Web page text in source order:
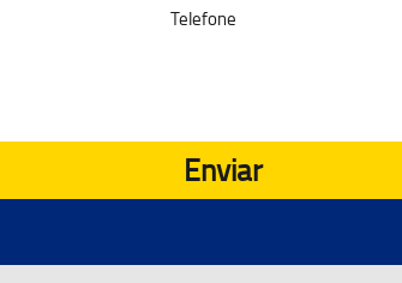
Enviar